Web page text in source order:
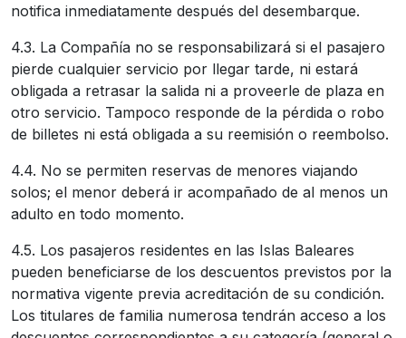
notifica inmediatamente después del desembarque.
4.3. La Compañía no se responsabilizará si el pasajero
pierde cualquier servicio por llegar tarde, ni estará
obligada a retrasar la salida ni a proveerle de plaza en
otro servicio. Tampoco responde de la pérdida o robo
de billetes ni está obligada a su reemisión o reembolso.
4.4. No se permiten reservas de menores viajando
solos; el menor deberá ir acompañado de al menos un
adulto en todo momento.
4.5. Los pasajeros residentes en las Islas Baleares
pueden beneficiarse de los descuentos previstos por la
normativa vigente previa acreditación de su condición.
Los titulares de familia numerosa tendrán acceso a los